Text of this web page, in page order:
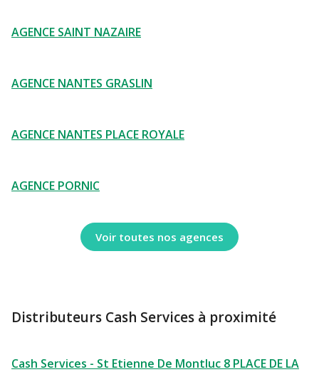
AGENCE SAINT NAZAIRE
AGENCE NANTES GRASLIN
AGENCE NANTES PLACE ROYALE
AGENCE PORNIC
Voir toutes nos agences
Distributeurs Cash Services à proximité
Cash Services - St Etienne De Montluc 8 PLACE DE LA